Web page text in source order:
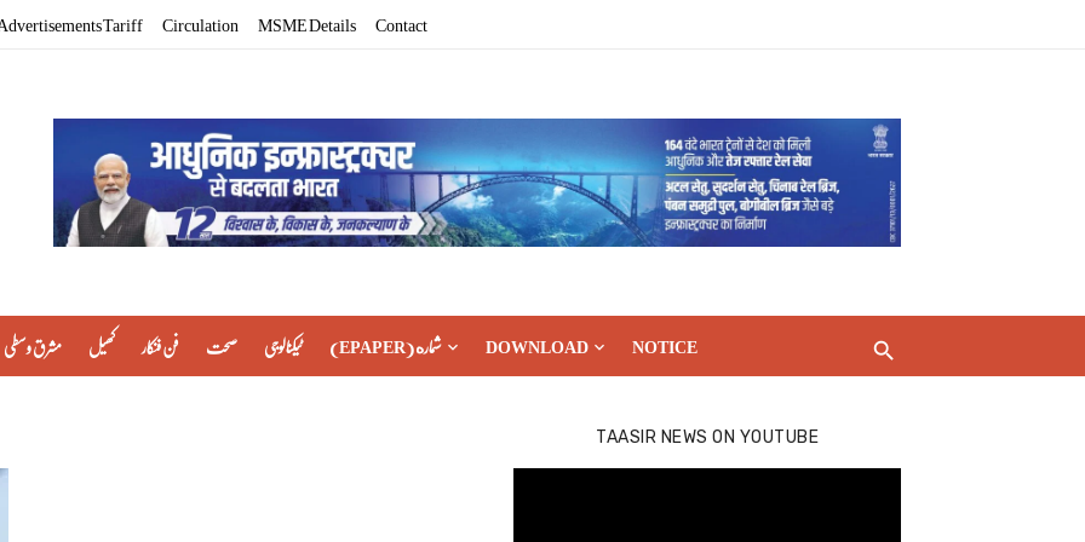
Tariff Circulation MSME Details Contact
مشرق وسطی کھیل فن فنکار صحت ٹیکنالوجی (EPAPER) شماره DOWNLOAD NOTICE
TAASIR NEWS ON YOUTUBE